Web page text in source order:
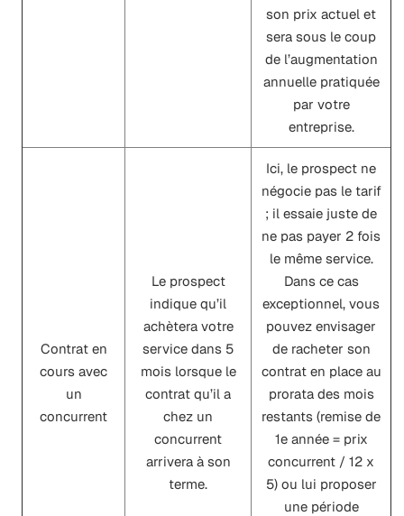
son prix actuel et
sera sous le coup
de l’augmentation
annuelle pratiquée
par votre
entreprise.
Contrat en
cours avec
un
concurrent
Le prospect
indique qu’il
achètera votre
service dans 5
mois lorsque le
contrat qu’il a
chez un
concurrent
arrivera à son
terme.
Ici, le prospect ne
négocie pas le tarif
; il essaie juste de
ne pas payer 2 fois
le même service.
Dans ce cas
exceptionnel, vous
pouvez envisager
de racheter son
contrat en place au
prorata des mois
restants (remise de
1e année = prix
concurrent / 12 x
5) ou lui proposer
une période